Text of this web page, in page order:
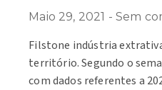
Maio 29, 2021 Sem
Filstone indústria
território. Segundo o
com dados referentes a